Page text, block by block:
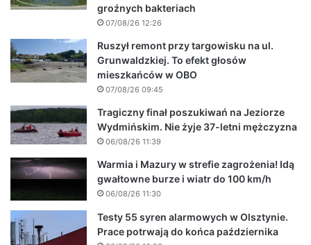
groźnych bakteriach
07/08/26 12:26
Ruszył remont przy targowisku na ul.
Grunwaldzkiej. To efekt głosów
mieszkańców w OBO
07/08/26 09:45
Tragiczny finał poszukiwań na Jeziorze
Wydmińskim. Nie żyje 37-letni mężczyzna
06/08/26 11:39
Warmia i Mazury w strefie zagrożenia! Idą
gwałtowne burze i wiatr do 100 km/h
06/08/26 11:30
Testy 55 syren alarmowych w Olsztynie.
Prace potrwają do końca października